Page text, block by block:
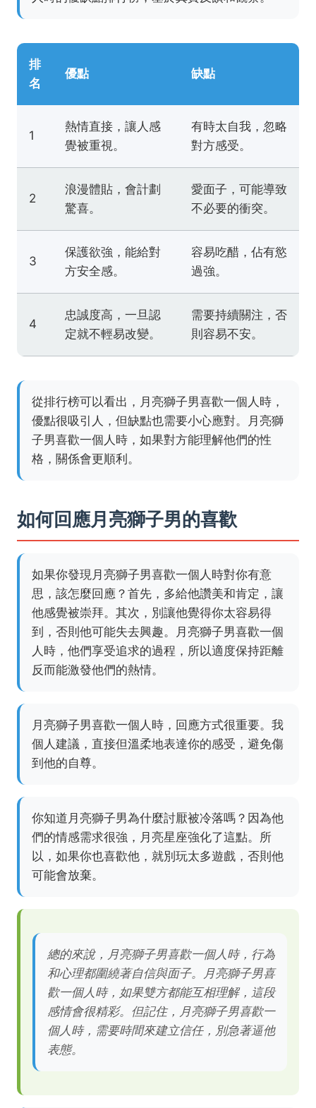
排
名
優點 缺點
1
熱情直接，讓人感
覺被重視。
有時太自我，忽略
對方感受。
2
浪漫體貼，會計劃
驚喜。
愛面子，可能導致
不必要的衝突。
3
保護欲強，能給對
方安全感。
容易吃醋，佔有慾
過強。
4
忠誠度高，一旦認
定就不輕易改變。
需要持續關注，否
則容易不安。
從排行榜可以看出，月亮獅子男喜歡一個人時，
優點很吸引人，但缺點也需要小心應對。月亮獅
子男喜歡一個人時，如果對方能理解他們的性
格，關係會更順利。
如何回應月亮獅子男的喜歡
如果你發現月亮獅子男喜歡一個人時對你有意
思，該怎麼回應？首先，多給他讚美和肯定，讓
他感覺被崇拜。其次，別讓他覺得你太容易得
到，否則他可能失去興趣。月亮獅子男喜歡一個
人時，他們享受追求的過程，所以適度保持距離
反而能激發他們的熱情。
月亮獅子男喜歡一個人時，回應方式很重要。我
個人建議，直接但溫柔地表達你的感受，避免傷
到他的自尊。
你知道月亮獅子男為什麼討厭被冷落嗎？因為他
們的情感需求很強，月亮星座強化了這點。所
以，如果你也喜歡他，就別玩太多遊戲，否則他
可能會放棄。
總的來說，月亮獅子男喜歡一個人時，行為
和心理都圍繞著自信與面子。月亮獅子男喜
歡一個人時，如果雙方都能互相理解，這段
感情會很精彩。但記住，月亮獅子男喜歡一
個人時，需要時間來建立信任，別急著逼他
表態。